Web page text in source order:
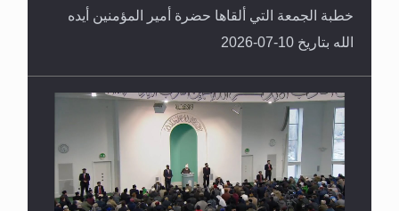
خطبة الجمعة التي ألقاها حضرة أمير المؤمنين أيده
الله بتاريخ 10-07-2026